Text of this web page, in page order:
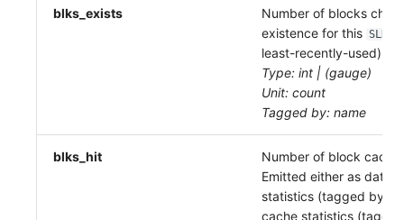
blks_exists
Number of blocks
existence for this SLRU
least-recently-used)
Type: int | (gauge)
Unit: count
Tagged by: name
blks_hit
Number of block cache
Emitted either as
statistics (tagged by
cache statistics